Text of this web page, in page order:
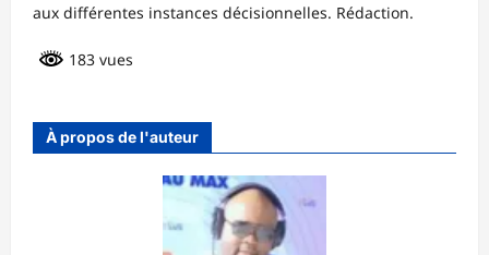
aux différentes instances décisionnelles. Rédaction.
183 vues
À propos de l'auteur